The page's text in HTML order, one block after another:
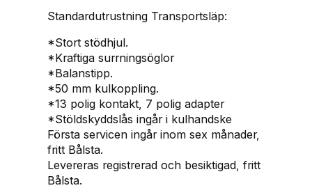
0
k
g
)
m
ä
n
g
d
Standardutrustning Transportsläp:
*Stort stödhjul.
*Kraftiga surrningsöglor
*Balanstipp.
*50 mm kulkoppling.
*13 polig kontakt, 7 polig adapter
*Stöldskyddslås ingår i kulhandske
Första servicen ingår inom sex månader,
fritt Bålsta.
Levereras registrerad och besiktigad, fritt
Bålsta.